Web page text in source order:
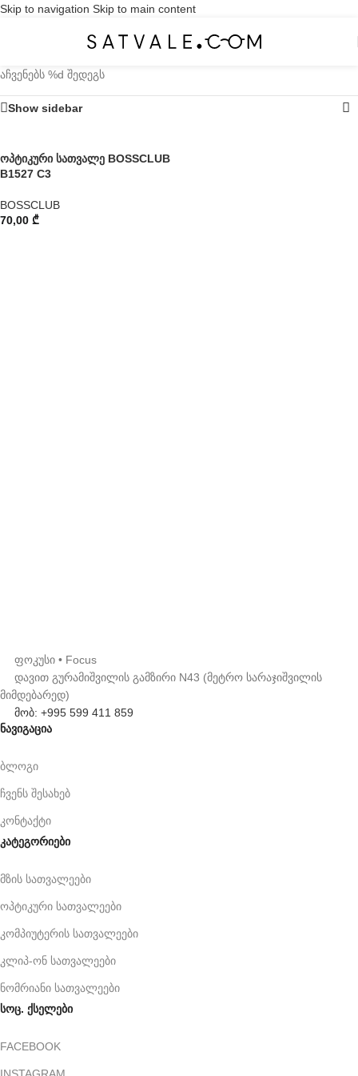
Skip to navigation Skip to main content
აჩვენებს %d შედეგს
Show sidebar
ოპტიკური სათვალე BOSSCLUB
B1527 C3
BOSSCLUB
70,00 ₾
ფოკუსი • Focus
დავით გურამიშვილის გამზირი N43 (მეტრო სარაჯიშვილის
მიმდებარედ)
მობ: +995 599 411 859
ნავიგაცია
ბლოგი
ჩვენს შესახებ
კონტაქტი
კატეგორიები
მზის სათვალეები
ოპტიკური სათვალეები
კომპიუტერის სათვალეები
კლიპ-ონ სათვალეები
ნომრიანი სათვალეები
სოც. ქსელები
FACEBOOK